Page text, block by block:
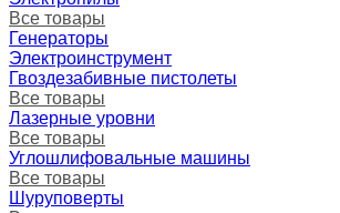
Все товары
Генераторы
Электроинструмент
Гвоздезабивные пистолеты
Все товары
Лазерные уровни
Все товары
Углошлифовальные машины
Все товары
Шуруповерты